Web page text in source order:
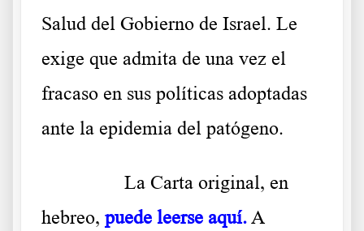
Salud del Gobierno de Israel. Le
exige que admita de una vez el
fracaso en sus políticas adoptadas
ante la epidemia del patógeno.
La Carta original, en
hebreo, puede leerse aquí. A